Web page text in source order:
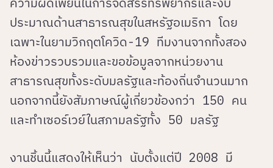
ประมาณด้านสาธารณสุขในสหรัฐอเมริกา โดย
เฉพาะในยามวิกฤตโควิด-19 ทีมงานจากทั้งสอง
ห้องข่าวรวบรวมและขอข้อมูลจากหน่วยงาน
สาธารณสุขทั้งระดับมลรัฐและท้องถิ่นจำนวนมาก
นอกจากนี้ยังสัมภาษณ์ผู้เกี่ยวข้องกว่า 150 คน
และทำเซอร์เวย์ในสภามลรัฐทั้ง 50 มลรัฐ
งานชิ้นนี้แสดงให้เห็นว่า นับตั้งแต่ปี 2008 มี